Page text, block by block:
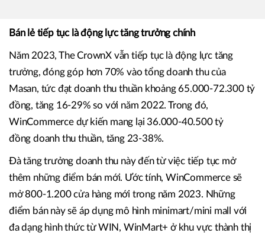
Bán lẻ tiếp tục là động lực tăng trưởng chính
Năm 2023, The CrownX vẫn tiếp tục là động lực tăng
trưởng, đóng góp hơn 70% vào tổng doanh thu của
Masan, tức đạt doanh thu thuần khoảng 65.000-72.300 tỷ
đồng, tăng 16-29% so với năm 2022. Trong đó,
WinCommerce dự kiến mang lại 36.000-40.500 tỷ
đồng doanh thu thuần, tăng 23-38%.
Đà tăng trưởng doanh thu này đến từ việc tiếp tục mở
thêm những điểm bán mới. Ước tính, WinCommerce sẽ
mở 800-1.200 cửa hàng mới trong năm 2023. Những
điểm bán này sẽ áp dụng mô hình minimart/mini mall với
đa dạng hình thức từ WIN, WinMart+ ở khu vực thành thị